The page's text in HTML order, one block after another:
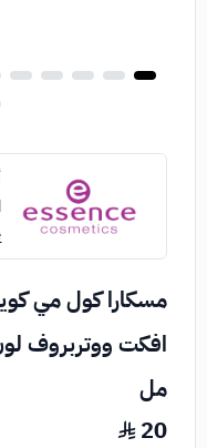
مسكارا كول مي
مل
20